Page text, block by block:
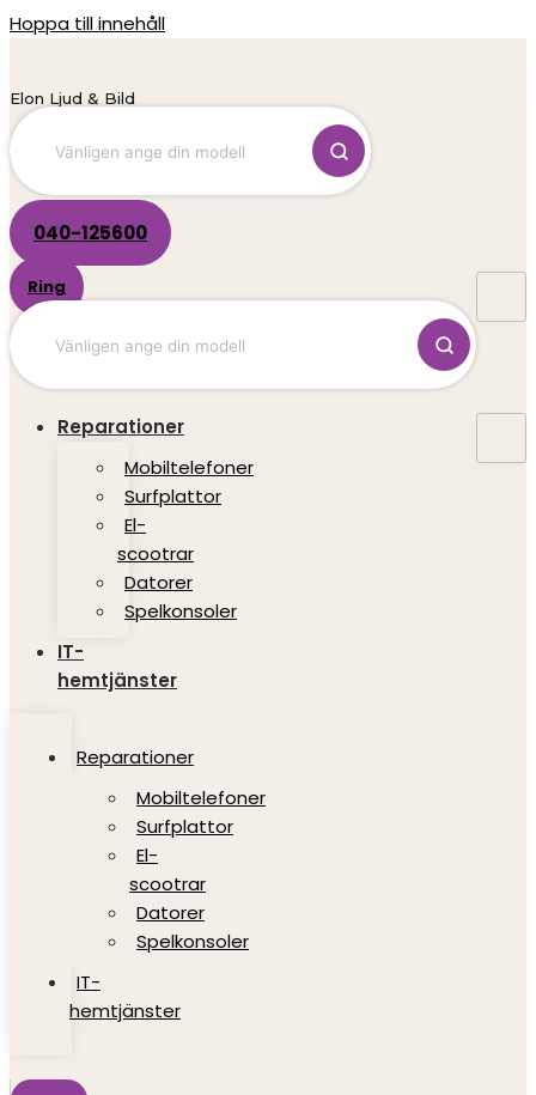
Hoppa till innehåll
Elon Ljud & Bild
040-125600
Ring
Reparationer
Mobiltelefoner
Surfplattor
El-
scootrar
Datorer
Spelkonsoler
IT-
hemtjänster
Reparationer
Mobiltelefoner
Surfplattor
El-
scootrar
Datorer
Spelkonsoler
IT-
hemtjänster